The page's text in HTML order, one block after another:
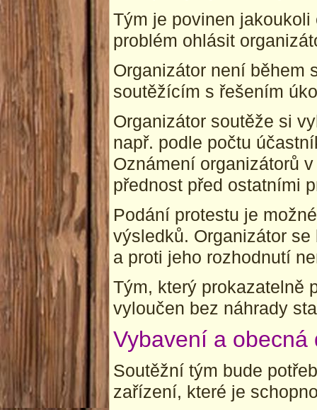
Tým je povinen
problém ohlásit
Organizátor není během
soutěžícím s řešením
Organizátor soutěže si
např. podle počtu
Oznámení organizátorů
přednost před ostatními
Podání protestu je
výsledků. Organizátor
a proti jeho rozhodnutí
Tým, který prokazatelně
vyloučen bez náhrady
Vybavení a obecná
Soutěžní tým bude
zařízení, které je